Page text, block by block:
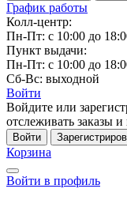
График работы
Колл-центр:
Пн-Пт: с 10:00 до
Пункт выдачи:
Пн-Пт: с 10:00 до
Сб-Вс: выходной
Войти
Войдите или
отслеживать заказы и
Войти
Корзина
Войти в профиль